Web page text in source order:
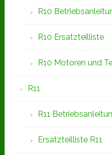
R10
R10 Ersatzteilliste
R10 Motoren und
R11
R11
Ersatzteilliste R11